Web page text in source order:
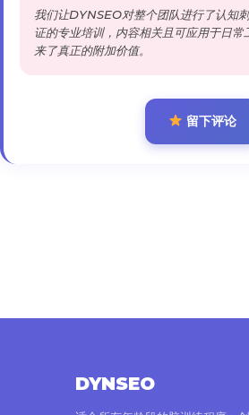
我们让DYNSEO对整个团队进行了认知
证的专业培训，内容相关且可应用于日常
来了真正的附加价值。
留下评论
DYNSEO